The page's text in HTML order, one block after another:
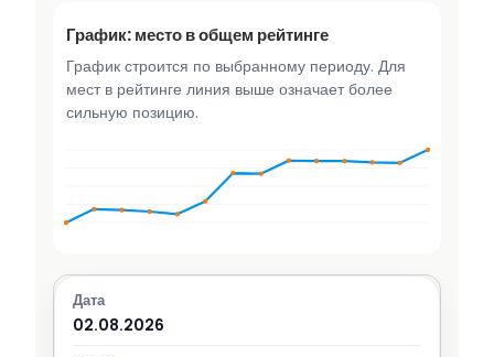
График: место в общем рейтинге
График строится по выбранному периоду. Для
мест в рейтинге линия выше означает более
сильную позицию.
02.08.2026